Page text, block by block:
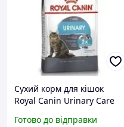
Сухий корм для кішок
Royal Canin Urinary Care
сечовидільної системи з
Готово до відправки